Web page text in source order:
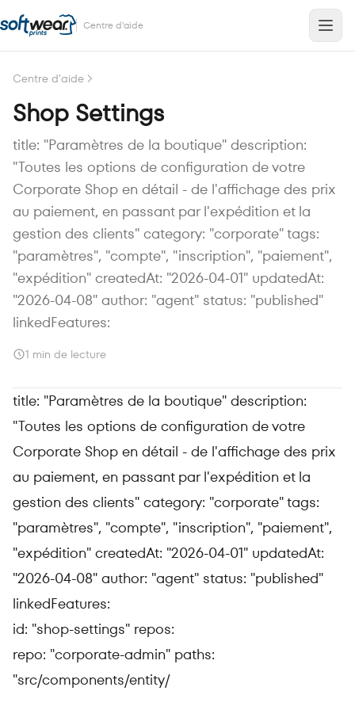
Centre d'aide
Centre d'aide
Shop Settings
title: "Paramètres de la boutique" description:
"Toutes les options de configuration de votre
Corporate Shop en détail - de l'affichage des prix
au paiement, en passant par l'expédition et la
gestion des clients" category: "corporate" tags:
"paramètres", "compte", "inscription", "paiement",
"expédition" createdAt: "2026-04-01" updatedAt:
"2026-04-08" author: "agent" status: "published"
linkedFeatures:
1 min de lecture
title: "Paramètres de la boutique" description:
"Toutes les options de configuration de votre
Corporate Shop en détail - de l'affichage des prix
au paiement, en passant par l'expédition et la
gestion des clients" category: "corporate" tags:
"paramètres", "compte", "inscription", "paiement",
"expédition" createdAt: "2026-04-01" updatedAt:
"2026-04-08" author: "agent" status: "published"
linkedFeatures:
id: "shop-settings" repos:
repo: "corporate-admin" paths:
"src/components/entity/